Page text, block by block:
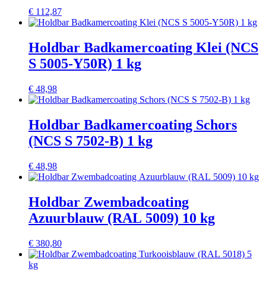
€ 112,87
Holdbar Badkamercoating Klei (NCS
S 5005-Y50R) 1 kg
€ 48,98
Holdbar Badkamercoating Schors
(NCS S 7502-B) 1 kg
€ 48,98
Holdbar Zwembadcoating
Azuurblauw (RAL 5009) 10 kg
€ 380,80